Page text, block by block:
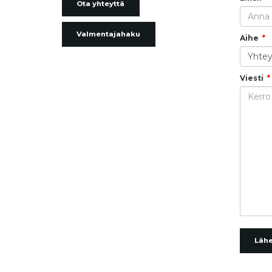
Ota yhteyttä
Valmentajahaku Aihe
Viesti